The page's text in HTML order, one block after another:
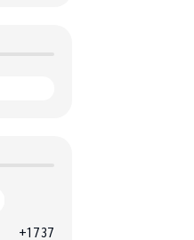
+1737